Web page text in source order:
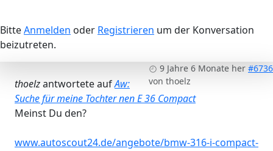
BitteAnmelden oder Registrieren um der Konversation
beizutreten.
9 Jahre 6 Monate her #6736
von thoelz
thoelzantwortete aufAw:
Suche für meine Tochter nen E 36 Compact
Meinst Du den?
www.autoscout24.de/angebote/bmw-316-i-compact-